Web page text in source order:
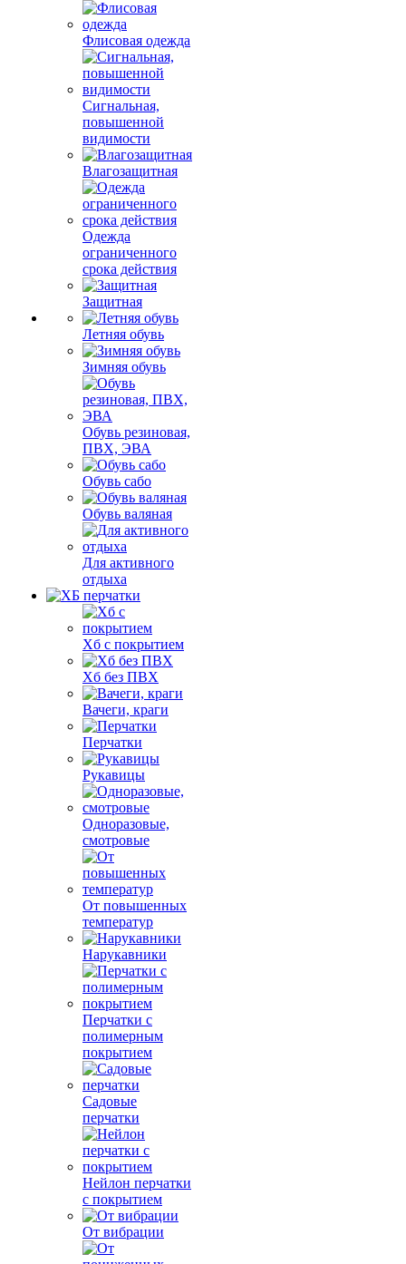
Флисовая одежда
Сигнальная,
повышенной
видимости
Влагозащитная
Одежда
ограниченного
срока действия
Защитная
Летняя обувь
Зимняя обувь
Обувь резиновая,
ПВХ, ЭВА
Обувь сабо
Обувь валяная
Для активного
отдыха
Хб с покрытием
Хб без ПВХ
Вачеги, краги
Перчатки
Рукавицы
Одноразовые,
смотровые
От повышенных
температур
Нарукавники
Перчатки с
полимерным
покрытием
Садовые
перчатки
Нейлон перчатки
с покрытием
От вибрации